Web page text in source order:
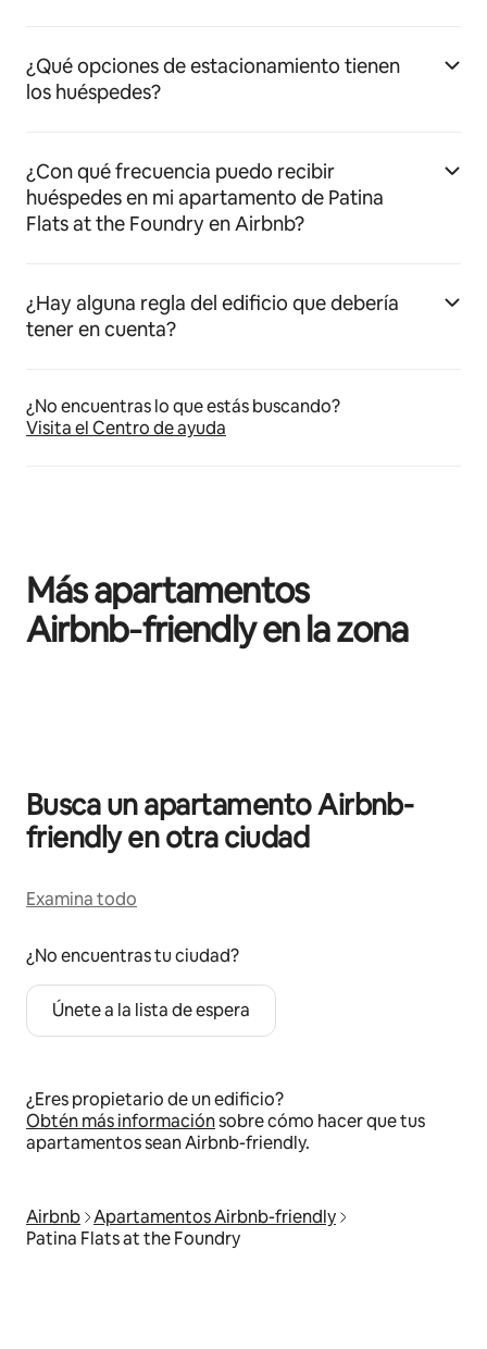
¿Qué opciones de estacionamiento tienen
los huéspedes?
¿Con qué frecuencia puedo recibir
huéspedes en mi apartamento de Patina
Flats at the Foundry en Airbnb?
¿Hay alguna regla del edificio que debería
tener en cuenta?
¿No encuentras lo que estás buscando?
Visita el Centro de ayuda
Más apartamentos
Airbnb‑friendly en la zona
Busca un apartamento Airbnb-
friendly en otra ciudad
Examina todo
¿No encuentras tu ciudad?
Únete a la lista de espera
¿Eres propietario de un edificio?
Obtén más informaciónsobre cómo hacer que tus
apartamentos sean Airbnb-friendly.
Airbnb Apartamentos Airbnb-friendly
Patina Flats at the Foundry